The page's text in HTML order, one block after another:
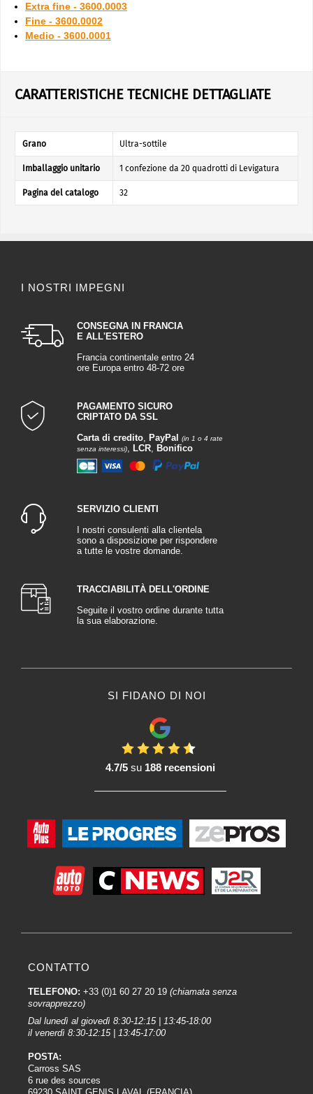
Extra fine - 3600.0003
Fine - 3600.0002
Medio - 3600.0001
CARATTERISTICHE TECNICHE DETTAGLIATE
Grano Ultra-sottile
Imballaggio unitario 1 confezione da 20 quadrotti di Levigatura
Pagina del catalogo 32
I NOSTRI IMPEGNI
CONSEGNA IN FRANCIA
E ALL'ESTERO
Francia continentale entro 24
ore Europa entro 48-72 ore
PAGAMENTO SICURO
CRIPTATO DA SSL
Carta di credito, PayPal
(in 1 o 4 rate
senza interessi), LCR, Bonifico
SERVIZIO CLIENTI
I nostri consulenti alla clientela
sono a disposizione per rispondere
a tutte le vostre domande.
TRACCIABILITÀ DELL'ORDINE
Seguite il vostro ordine durante tutta
la sua elaborazione.
SI FIDANO DI NOI
4.7/5su 188 recensioni
CONTATTO
TELEFONO: +33 (0)1 60 27 20 19 (chiamata senza
sovrapprezzo)
Dal lunedì al giovedì 8:30-12:15 | 13:45-18:00
il venerdì 8:30-12:15 | 13:45-17:00
POSTA:
Carross SAS
6 rue des sources